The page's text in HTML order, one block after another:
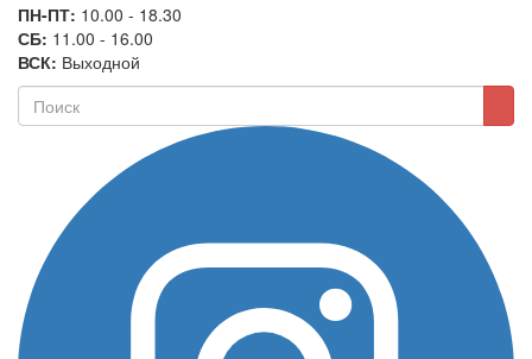
ПН-ПТ: 10.00 - 18.30
СБ: 11.00 - 16.00
ВСК: Выходной